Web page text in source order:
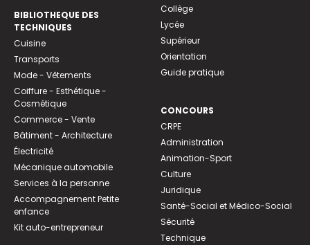
BIBLIOTHEQUE DES
TECHNIQUES
Cuisine
Transports
Mode - Vêtements
Coiffure - Esthétique -
Cosmétique
Commerce - Vente
Bâtiment - Architecture
Électricité
Mécanique automobile
Services à la personne
Accompagnement Petite
enfance
Kit auto-entrepreneur
Collège
Lycée
Supérieur
Orientation
Guide pratique
CONCOURS
CRPE
Administration
Animation-Sport
Culture
Juridique
Santé-Social et Médico-Social
Sécurité
Technique